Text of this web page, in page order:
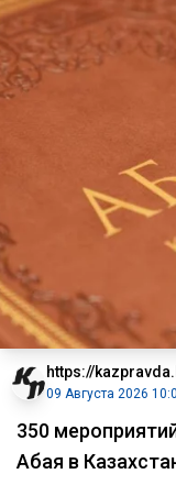
https://
09 Августа 2026
350
Абая в